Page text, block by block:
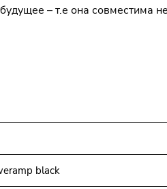
– т.е она совместима
black